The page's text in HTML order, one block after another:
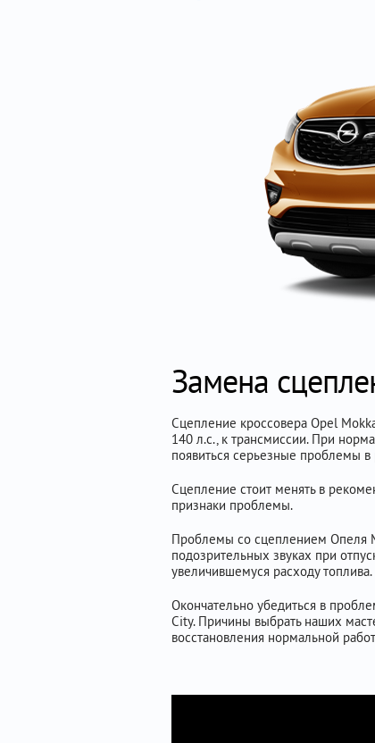
Замена
Сцепление кроссовера Opel
140 л.с., к трансмиссии. При
появиться серьезные проблемы в
Сцепление стоит менять в
признаки проблемы.
Проблемы со сцеплением Опеля
подозрительных звуках при
увеличившемуся расходу топлива.
Окончательно убедиться в
City. Причины выбрать наших
восстановления нормальной